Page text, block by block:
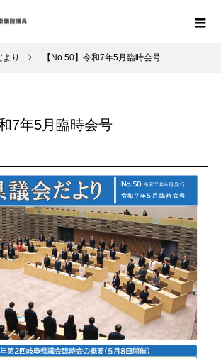
り 【No.50】令和7年5月臨時会号
7年5月臨時会号